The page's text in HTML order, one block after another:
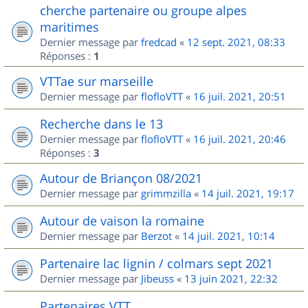
cherche partenaire ou groupe alpes
maritimes
Dernier message par fredcad « 12 sept. 2021, 08:33
Réponses : 1
VTTae sur marseille
Dernier message par flofloVTT« 16 juil. 2021, 20:51
Recherche dans le 13
Dernier message par flofloVTT« 16 juil. 2021, 20:46
Réponses : 3
Autour de Briançon 08/2021
Dernier message par grimmzilla « 14 juil. 2021, 19:17
Autour de vaison la romaine
Dernier message par Berzot « 14 juil. 2021, 10:14
Partenaire lac lignin / colmars sept 2021
Dernier message par Jibeuss « 13 juin 2021, 22:32